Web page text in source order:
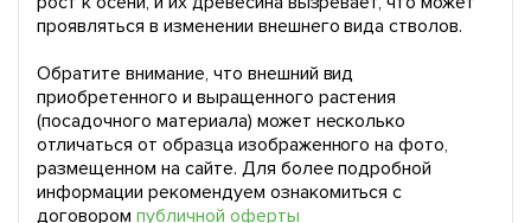
проявляться в изменении внешнего вида стволов.
Обратите внимание, что внешний вид
приобретенного и выращенного растения
(посадочного материала) может несколько
отличаться от образца изображенного на фото,
размещенном на сайте. Для более подробной
информации рекомендуем ознакомиться с
договором публичной оферты